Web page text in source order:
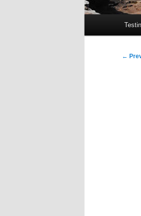
Post
←